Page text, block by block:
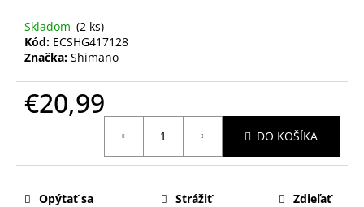
Skladom (2 ks)
Kód: ECSHG417128
Značka: Shimano
€20,99
DO KOŠÍKA
Opýtať sa Strážiť Zdieľať